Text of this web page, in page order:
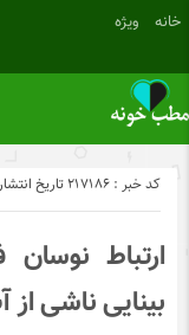
خانه ویژه
تاریخ انتشار : شنبه کد خبر : 217186
ارتباط
بینایی ناشی